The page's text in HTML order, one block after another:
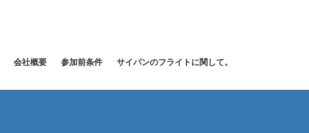
会社概要 参加前条件 サイパンのフライトに関して。